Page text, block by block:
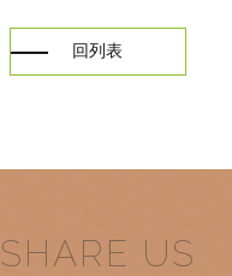
回列表
SHARE US